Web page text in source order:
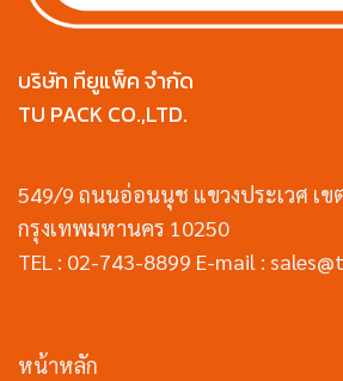
บริษัท ทียูแพ็ค จำกัด
TU PACK CO.,LTD.
549/9 ถนนอ่อนนุช แขวงประเวศ เข
กรุงเทพมหานคร 10250
TEL : 02-743-8899 E-mail :
หน้าหลัก